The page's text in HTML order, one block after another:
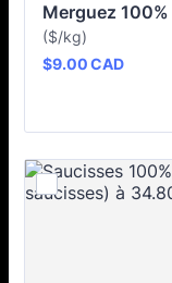
Merguez
($/kg)
$9.00 CAD
$9.00CAD